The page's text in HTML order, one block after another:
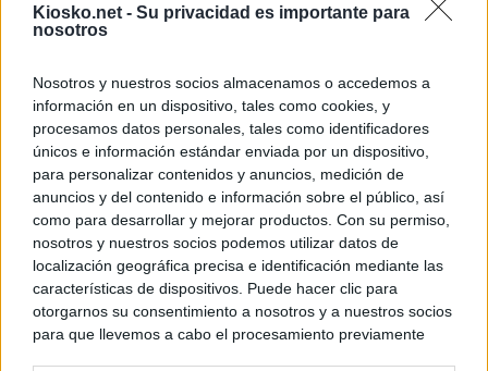
Kiosko.net - Su privacidad es importante para
nosotros
Nosotros y nuestros socios almacenamos o accedemos a
información en un dispositivo, tales como cookies, y
procesamos datos personales, tales como identificadores
únicos e información estándar enviada por un dispositivo,
para personalizar contenidos y anuncios, medición de
anuncios y del contenido e información sobre el público, así
como para desarrollar y mejorar productos. Con su permiso,
nosotros y nuestros socios podemos utilizar datos de
localización geográfica precisa e identificación mediante las
características de dispositivos. Puede hacer clic para
otorgarnos su consentimiento a nosotros y a nuestros socios
para que llevemos a cabo el procesamiento previamente